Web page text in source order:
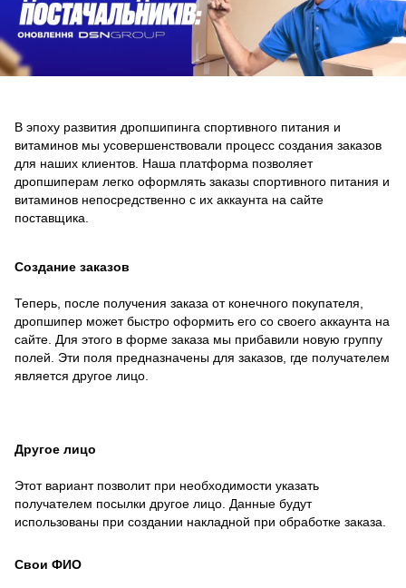
В эпоху развития дропшипинга спортивного питания и
витаминов мы усовершенствовали процесс создания заказов
для наших клиентов. Наша платформа позволяет
дропшиперам легко оформлять заказы спортивного питания и
витаминов непосредственно с их аккаунта на сайте
поставщика.
Создание заказов
Теперь, после получения заказа от конечного покупателя,
дропшипер может быстро оформить его со своего аккаунта на
сайте. Для этого в форме заказа мы прибавили новую группу
полей. Эти поля предназначены для заказов, где получателем
является другое лицо.
Другое лицо
Этот вариант позволит при необходимости указать
получателем посылки другое лицо. Данные будут
использованы при создании накладной при обработке заказа.
Свои ФИО